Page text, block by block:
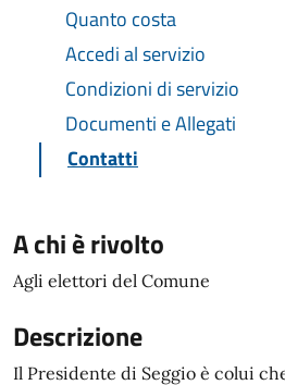
Quanto costa
Accedi al servizio
Condizioni di servizio
Documenti e Allegati
Contatti
A chi è rivolto
Agli elettori del Comune
Descrizione
Il Presidente di Seggio è colui